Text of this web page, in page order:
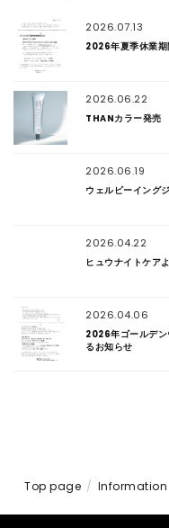
2026.07.13
2026年夏季休業期
2026.06.22
THANカラー発売
2026.06.19
ウェルビーイング
2026.04.22
ヒュウナイトケア
2026.04.06
2026年ゴールデン
るお知らせ
Top page Information